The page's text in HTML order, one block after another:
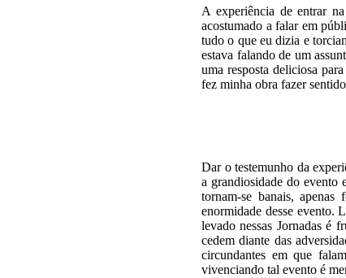
A experiência de entrar
acostumado a falar em
tudo o que eu dizia e
estava falando de um
uma resposta deliciosa
fez minha obra fazer
Dar o testemunho da
a grandiosidade do evento
tornam-se banais,
enormidade desse evento.
levado nessas Jornadas é
cedem diante das
circundantes em que
vivenciando tal evento é